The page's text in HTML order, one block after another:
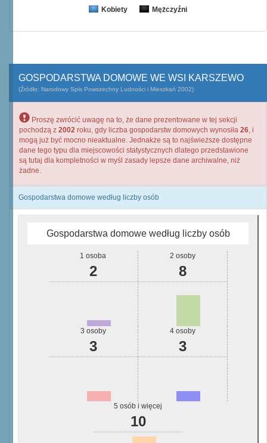
Kobiety Mężczyźni
GOSPODARSTWA DOMOWE WE WSI KARSZEWO
(Źródło: Narodowy Spis Powszechny Ludności i Mieszkań 2002)
Proszę zwrócić uwagę na to, że dane prezentowane w tej sekcji
pochodzą z 2002 roku, gdy liczba gospodarstw domowych wynosiła 26, i
mogą już być mocno nieaktualne. Jednakże są to najświeższe dostępne
dane tego typu dla miejscowości statystycznych dlatego przedstawione
są tutaj dla kompletności w myśl zasady lepsze dane archiwalne, niż
żadne.
Gospodarstwa domowe według liczby osób
Gospodarstwa domowe według liczby osób
1 osoba
2
2 osoby
8
3 osoby
3
4 osoby
3
5 osób i więcej
10